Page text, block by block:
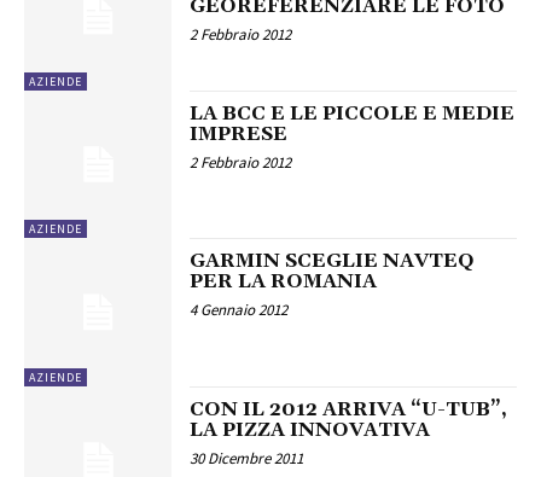
AZIENDE
GEOREFERENZIARE LE FOTO
2 Febbraio 2012
AZIENDE
LA BCC E LE PICCOLE E MEDIE
IMPRESE
2 Febbraio 2012
AZIENDE
GARMIN SCEGLIE NAVTEQ
PER LA ROMANIA
4 Gennaio 2012
CON IL 2012 ARRIVA “U-TUB”,
LA PIZZA INNOVATIVA
30 Dicembre 2011